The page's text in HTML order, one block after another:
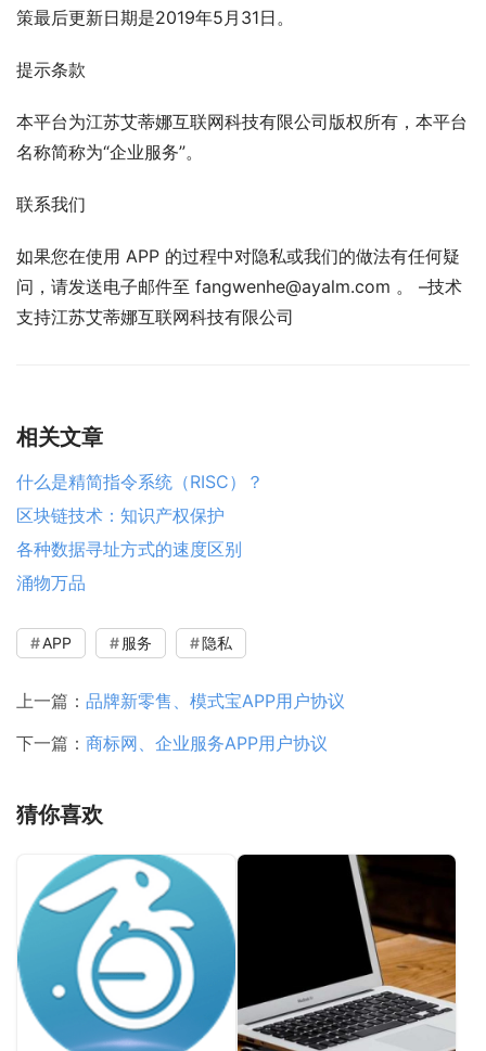
策最后更新日期是2019年5月31日。
提示条款
本平台为江苏艾蒂娜互联网科技有限公司版权所有，本平台
名称简称为“企业服务”。
联系我们
如果您在使用 APP 的过程中对隐私或我们的做法有任何疑
问，请发送电子邮件至 fangwenhe@ayalm.com 。 –技术
支持江苏艾蒂娜互联网科技有限公司
相关文章
什么是精简指令系统（RISC）？
区块链技术：知识产权保护
各种数据寻址方式的速度区别
涌物万品
APP 服务 隐私
上一篇： 品牌新零售、模式宝APP用户协议
下一篇： 商标网、企业服务APP用户协议
猜你喜欢